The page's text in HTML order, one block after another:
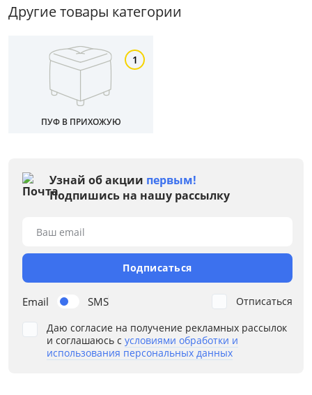
Цена
от
Размер
Другие товары категории
1
ПУФ В ПРИХОЖУЮ
Узнай об акции первым!
Подпишись на нашу рассылку
Email SMS
Ваш email
Подписаться
Даю согласие на получение рекламных рассылок
и соглашаюсь с условиями обработки и
использования персональных данных
Отписаться